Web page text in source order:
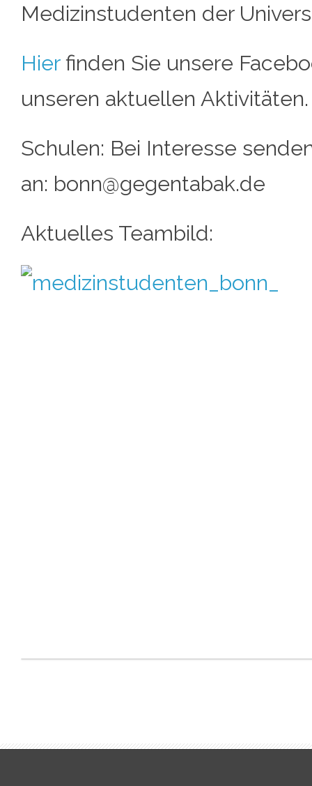
Medizinstudenten der
Hierfinden Sie unsere
unseren aktuellen Aktivitäten.
Schulen: Bei Interesse
an: bonn@gegentabak.de
Aktuelles Teambild: